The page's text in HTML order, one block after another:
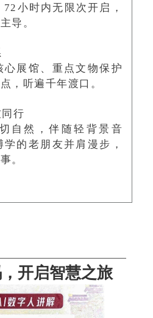
小时内无限次开启，
导。
心展馆、重点文物保护
，听遍千年渡口。
行
自然，伴随轻背景音
的老朋友并肩漫步，
。
开启智慧之旅